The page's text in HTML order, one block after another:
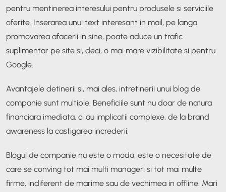
pentru mentinerea interesului pentru produsele si serviciile
oferite. Inserarea unui text interesant in mail, pe langa
promovarea afacerii in sine, poate aduce un trafic
suplimentar pe site si, deci, o mai mare vizibilitate si pentru
Google.
Avantajele detinerii si, mai ales, intretinerii unui blog de
companie sunt multiple. Beneficiile sunt nu doar de natura
financiara imediata, ci au implicatii complexe, de la brand
awareness la castigarea increderii.
Blogul de companie nu este o moda, este o necesitate de
care se conving tot mai multi manageri si tot mai multe
firme, indiferent de marime sau de vechimea in offline. Mari